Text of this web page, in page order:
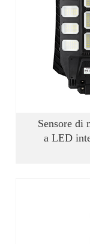
Sensore di
a LED